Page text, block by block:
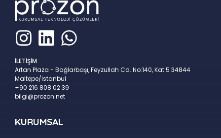
İLETİŞİM
Artan Plaza - Bağlarbaşı, Feyzullah Cd. No:140, Kat:5 34844
Maltepe/İstanbul
+90 216 808 02 39
bilgi@prozon.net
KURUMSAL